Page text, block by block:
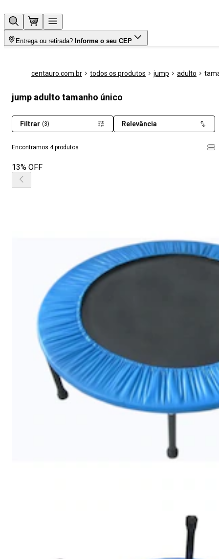
Entrega ou retirada? Informe o seu CEP
centauro.com.br todos os produtos jump adulto
jump adulto tamanho único
Encontramos 4 produtos
Filtrar (3) Relevância
13% OFF